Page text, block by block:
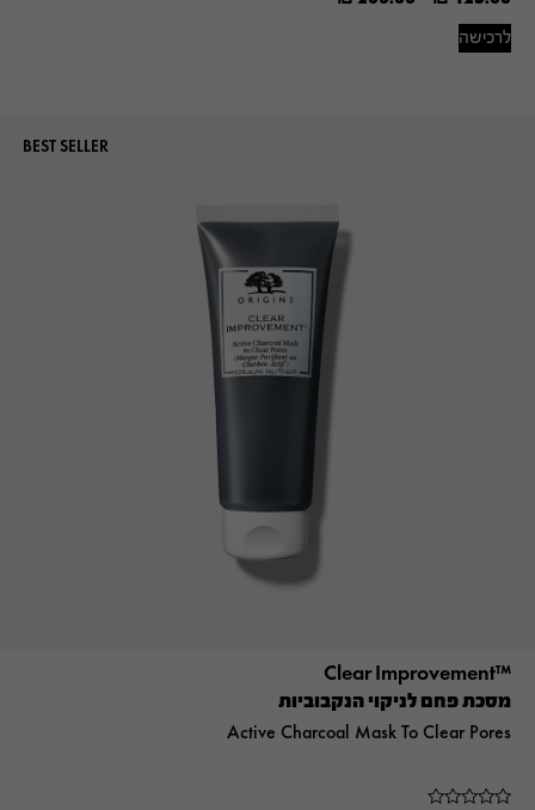
לרכישה
BEST SELLER
™Clear Improvement
מסכת פחם לניקוי הנקבוביות
Active Charcoal Mask To Clear Pores